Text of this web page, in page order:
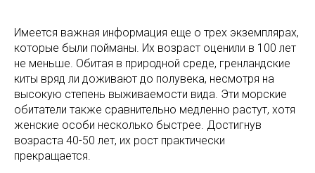
Имеется важная информация еще о трех экземплярах,
которые были пойманы. Их возраст оценили в 100 лет
не меньше. Обитая в природной среде, гренландские
киты вряд ли доживают до полувека, несмотря на
высокую степень выживаемости вида. Эти морские
обитатели также сравнительно медленно растут, хотя
женские особи несколько быстрее. Достигнув
возраста 40-50 лет, их рост практически
прекращается.